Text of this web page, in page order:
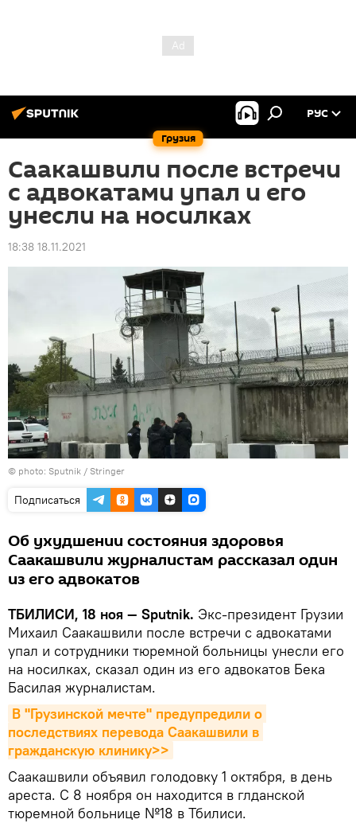
Грузия
РУС
Саакашвили после встречи
с адвокатами упал и его
унесли на носилках
18:38 18.11.2021
© photo: Sputnik / Stringer
Подписаться
Об ухудшении состояния здоровья
Саакашвили журналистам рассказал один
из его адвокатов
ТБИЛИСИ, 18 ноя — Sputnik. Экс-президент Грузии
Михаил Саакашвили после встречи с адвокатами
упал и сотрудники тюремной больницы унесли его
на носилках, сказал один из его адвокатов Бека
Басилая журналистам.
В "Грузинской мечте" предупредили о
последствиях перевода Саакашвили в
гражданскую клинику>>
Саакашвили объявил голодовку 1 октября, в день
ареста. С 8 ноября он находится в глданской
тюремной больнице №18 в Тбилиси.